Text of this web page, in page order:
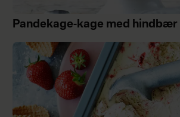
Pandekage-kage med hindbær